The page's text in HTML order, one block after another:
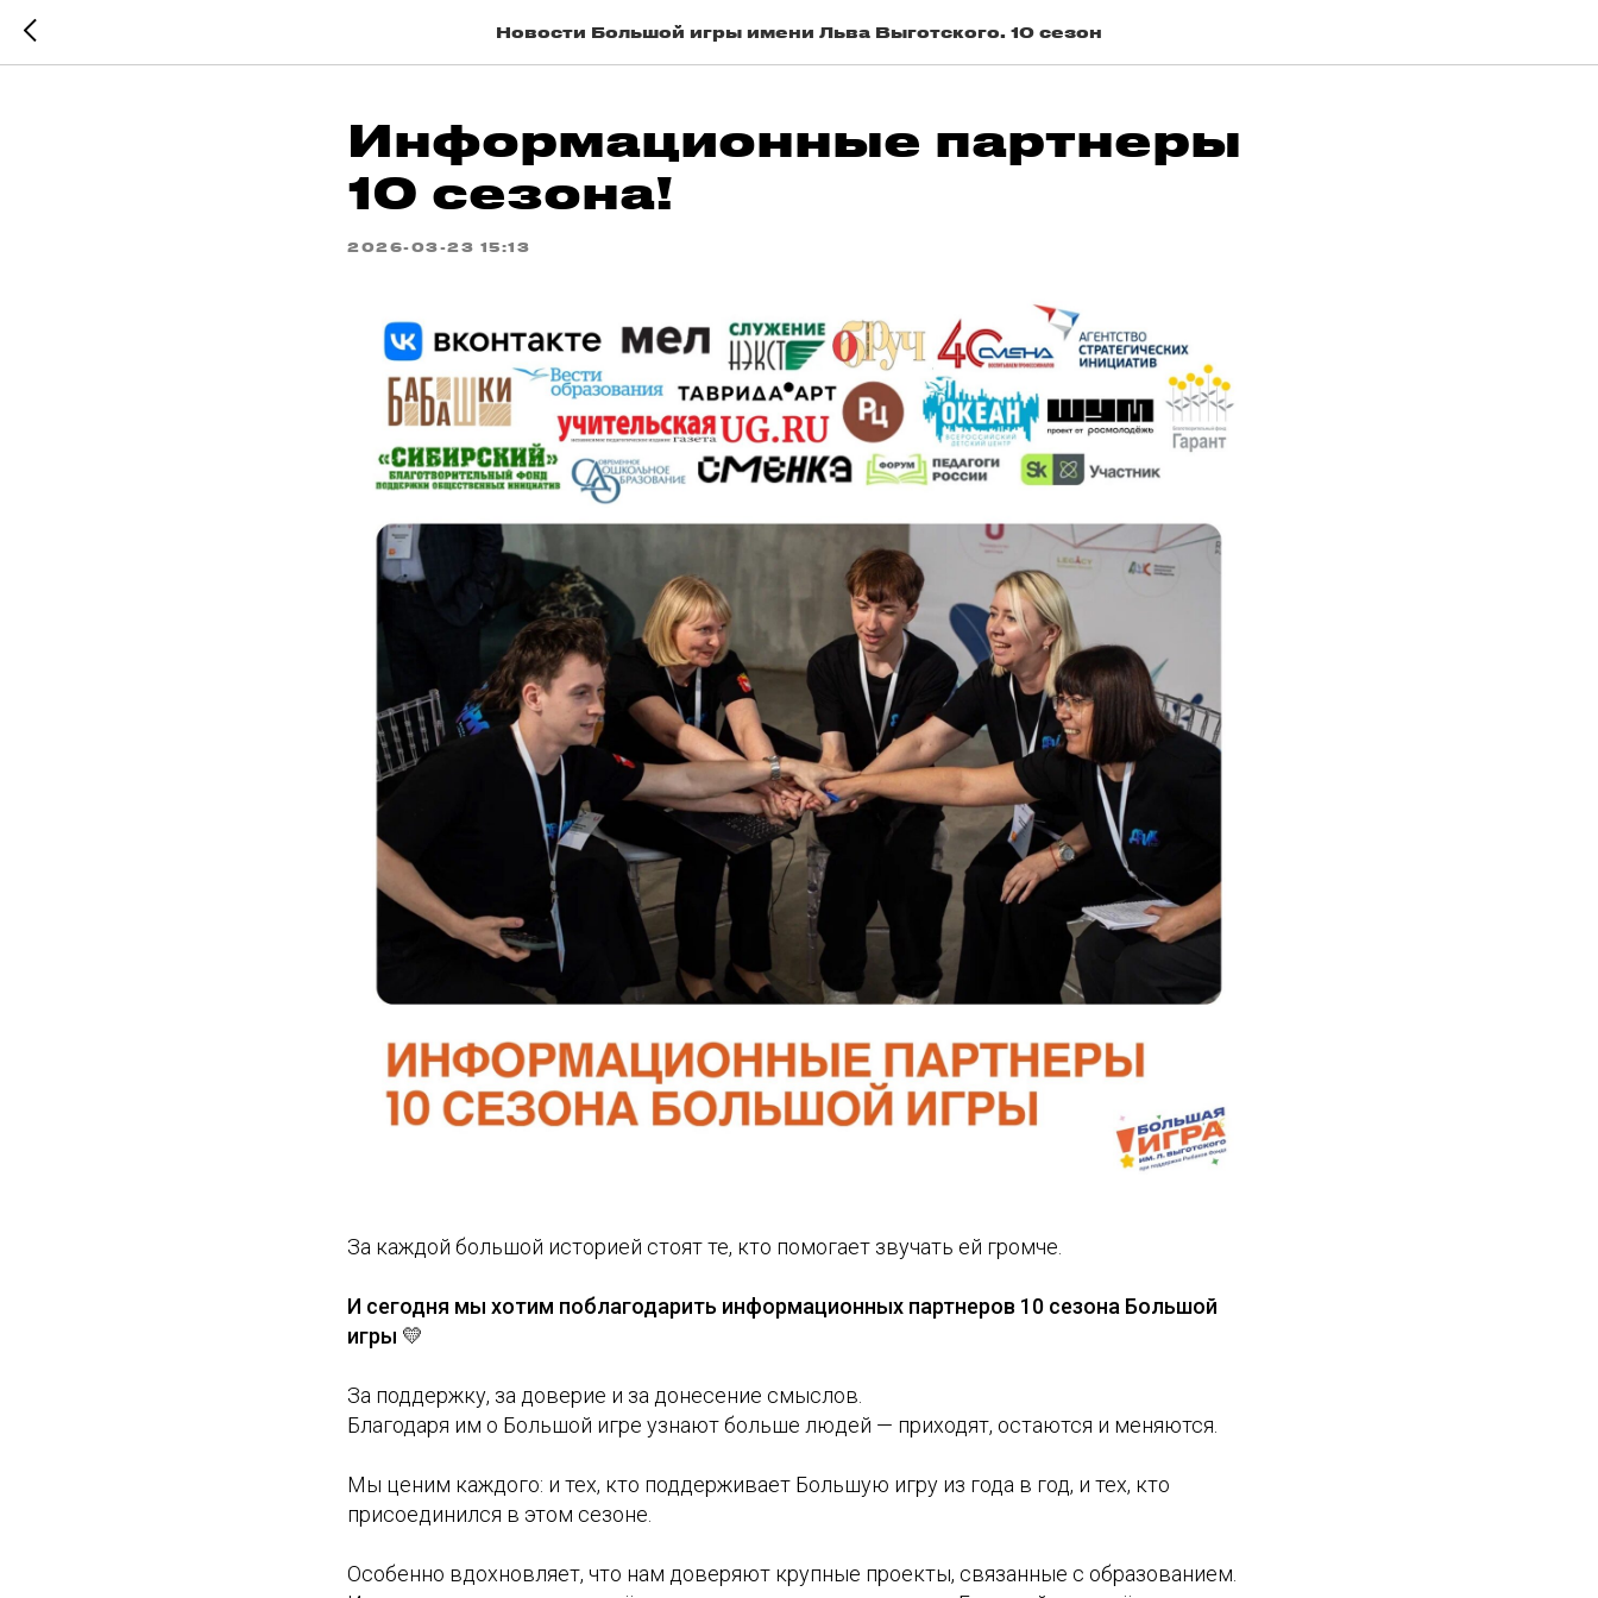
Новости Большой игры имени Льва Выготского. 10 сезон
Информационные партнеры
10 сезона!
2026-03-23 15:13
За каждой большой историей стоят те, кто помогает звучать ей громче.
И сегодня мы хотим поблагодарить информационных партнеров 10 сезона Большой
игры 💛
За поддержку, за доверие и за донесение смыслов.
Благодаря им о Большой игре узнают больше людей — приходят, остаются и меняются.
Мы ценим каждого: и тех, кто поддерживает Большую игру из года в год, и тех, кто
присоединился в этом сезоне.
Особенно вдохновляет, что нам доверяют крупные проекты, связанные с образованием.